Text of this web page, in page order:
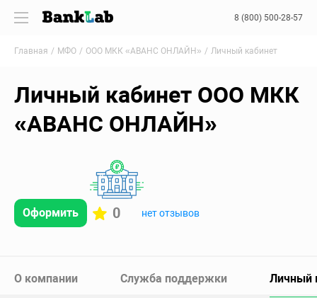
8 (800) 500-28-57
Главная МФО ООО МКК «АВАНС ОНЛАЙН» Личный кабинет
Личный кабинет ООО МКК
«АВАНС ОНЛАЙН»
Оформить 0 нет отзывов
О компании Служба поддержки Личный